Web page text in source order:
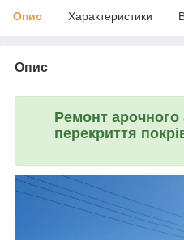
Опис Характеристики
Опис
Ремонт
перекриття